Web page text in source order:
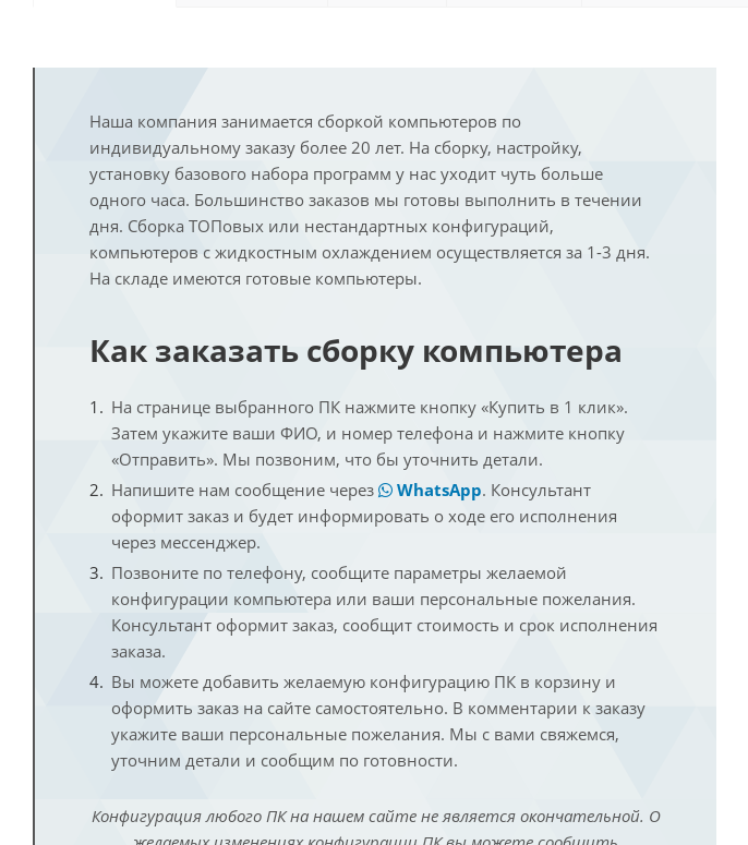
Наша компания занимается сборкой компьютеров по
индивидуальному заказу более 20 лет. На сборку, настройку,
установку базового набора программ у нас уходит чуть больше
одного часа. Большинство заказов мы готовы выполнить в течении
дня. Сборка ТОПовых или нестандартных конфигураций,
компьютеров с жидкостным охлаждением осуществляется за 1-3 дня.
На складе имеются готовые компьютеры.
Как заказать сборку компьютера
На странице выбранного ПК нажмите кнопку «Купить в 1 клик».
Затем укажите ваши ФИО, и номер телефона и нажмите кнопку
«Отправить». Мы позвоним, что бы уточнить детали.
Напишите нам сообщение через
WhatsApp. Консультант
оформит заказ и будет информировать о ходе его исполнения
через мессенджер.
Позвоните по телефону, сообщите параметры желаемой
конфигурации компьютера или ваши персональные пожелания.
Консультант оформит заказ, сообщит стоимость и срок исполнения
заказа.
Вы можете добавить желаемую конфигурацию ПК в корзину и
оформить заказ на сайте самостоятельно. В комментарии к заказу
укажите ваши персональные пожелания. Мы с вами свяжемся,
уточним детали и сообщим по готовности.
Конфигурация любого ПК на нашем сайте не является окончательной. О